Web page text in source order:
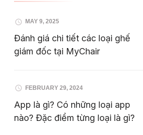
MAY 9, 2025
Đánh giá chi tiết các loại ghế
giám đốc tại MyChair
FEBRUARY 29, 2024
App là gì? Có những loại app
nào? Đặc điểm từng loại là gì?